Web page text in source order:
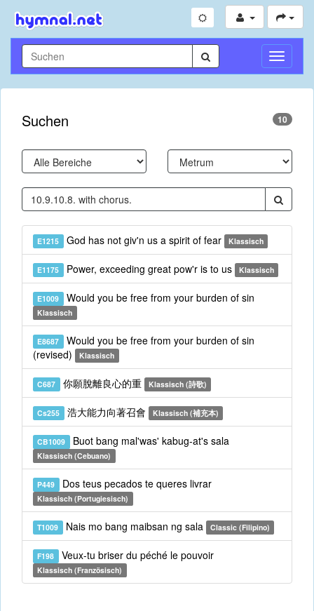
Suchen 10
E1215 God has not giv'n us a spirit of fear Klassisch
E1175 Power, exceeding great pow'r is to us Klassisch
E1009 Would you be free from your burden of sin
Klassisch
E8687 Would you be free from your burden of sin
(revised)
Klassisch
C687 你願脫離良心的重 Klassisch (詩歌)
Cs255 浩大能力向著召會 Klassisch (補充本)
CB1009 Buot bang mal'was' kabug-at's sala
Klassisch (Cebuano)
P449 Dos teus pecados te queres livrar
Klassisch (Portugiesisch)
T1009 Nais mo bang maibsan ng sala Classic (Filipino)
F198 Veux-tu briser du péché le pouvoir
Klassisch (Französisch)